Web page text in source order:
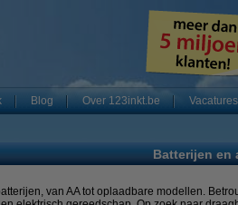
Blog Over 123inkt.be Vacatures
Batterijen en
van AA tot oplaadbare modellen.